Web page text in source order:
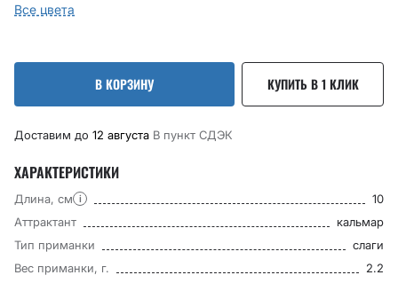
Все цвета
В КОРЗИНУ КУПИТЬ В 1 КЛИК
Доставим до 12 августа В пункт CДЭК
ХАРАКТЕРИСТИКИ
Длина, см i
10
Аттрактант
кальмар
Тип приманки
слаги
Вес приманки, г.
2.2